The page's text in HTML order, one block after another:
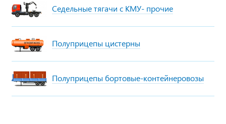
Седельные тягачи с КМУ- прочие
Полуприцепы цистерны
Полуприцепы бортовые-контейнеровозы